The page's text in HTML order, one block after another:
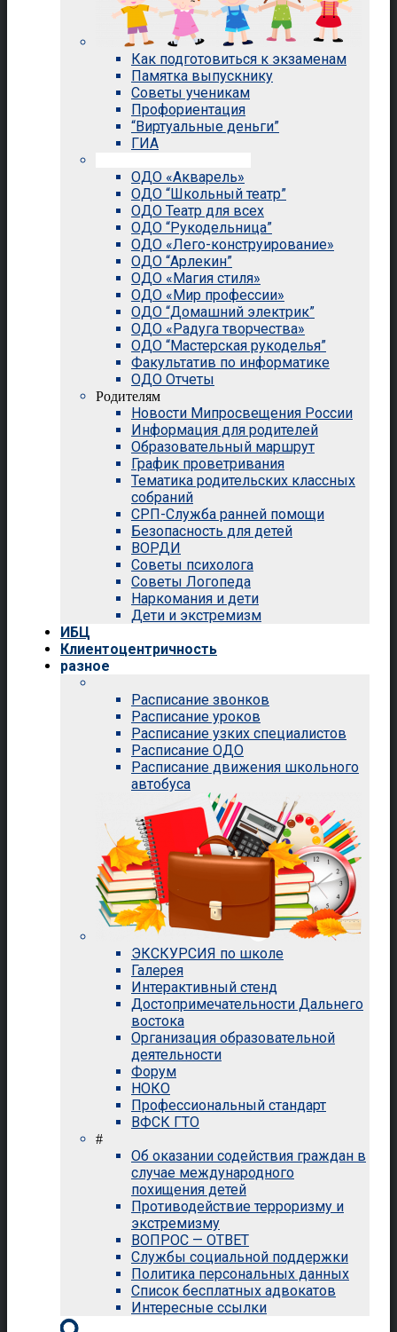
Как подготовиться к экзаменам
Памятка выпускнику
Советы ученикам
Профориентация
“Виртуальные деньги”
ГИА
ОДО «Акварель»
ОДО “Школьный театр”
ОДО Театр для всех
ОДО “Рукодельница”
ОДО «Лего-конструирование»
ОДО “Арлекин”
ОДО «Магия стиля»
ОДО «Мир профессии»
ОДО “Домашний электрик”
ОДО «Радуга творчества»
ОДО “Мастерская рукоделья”
Факультатив по информатике
ОДО Отчеты
Родителям
Новости Мипросвещения России
Информация для родителей
Образовательный маршрут
График проветривания
Тематика родительских классных
собраний
СРП-Служба ранней помощи
Безопасность для детей
ВОРДИ
Советы психолога
Советы Логопеда
Наркомания и дети
Дети и экстремизм
ИБЦ
Клиентоцентричность
разное
Расписание звонков
Расписание уроков
Расписание узких специалистов
Расписание ОДО
Расписание движения школьного
автобуса
ЭКСКУРСИЯ по школе
Галерея
Интерактивный стенд
Достопримечательности Дальнего
востока
Организация образовательной
деятельности
Форум
НОКО
Профессиональный стандарт
ВФСК ГТО
#
Об оказании содействия граждан в
случае международного
похищения детей
Противодействие терроризму и
экстремизму
ВОПРОС — ОТВЕТ
Службы социальной поддержки
Политика персональных данных
Список бесплатных адвокатов
Интересные ссылки